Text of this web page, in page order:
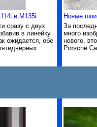
и M135i
сразу с двух
в линейку
ожидается, обе
Новые
За
много
нового,
Porsche